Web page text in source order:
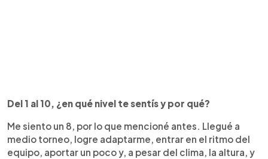
Del 1 al 10, ¿en qué nivel te sentís y por qué?
Me siento un 8, por lo que mencioné antes. Llegué a
medio torneo, logre adaptarme, entrar en el ritmo del
equipo, aportar un poco y, a pesar del clima, la altura, y